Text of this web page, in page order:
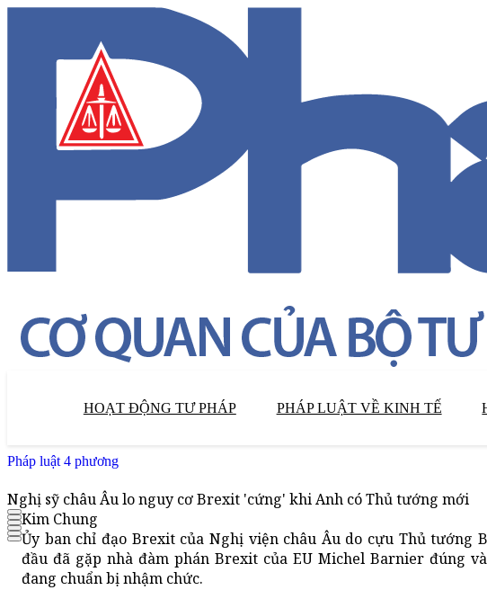
HOẠT ĐỘNG TƯ PHÁP PHÁP LUẬT VỀ KINH TẾ
Pháp luật 4 phương
Nghị sỹ châu Âu lo nguy cơ Brexit 'cứng' khi Anh có Thủ tướng mới
Kim Chung
Ủy ban chỉ đạo Brexit của Nghị viện châu Âu do cựu Thủ tướng
đầu đã gặp nhà đàm phán Brexit của EU Michel Barnier đúng
đang chuẩn bị nhậm chức.